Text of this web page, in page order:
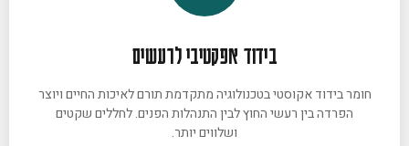
בידוד אפקטיבי לרעשים
חומר בידוד אקוסטי בטכנולוגיה מתקדמת תורם לאיכות החיים ויוצר
הפרדה בין רעשי החוץ לבין התנהלות הפנים. לחללים שקטים
ושלווים יותר.